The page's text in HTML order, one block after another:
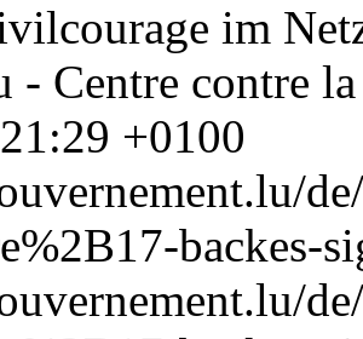
im
- Centre contre
+0100
backes-